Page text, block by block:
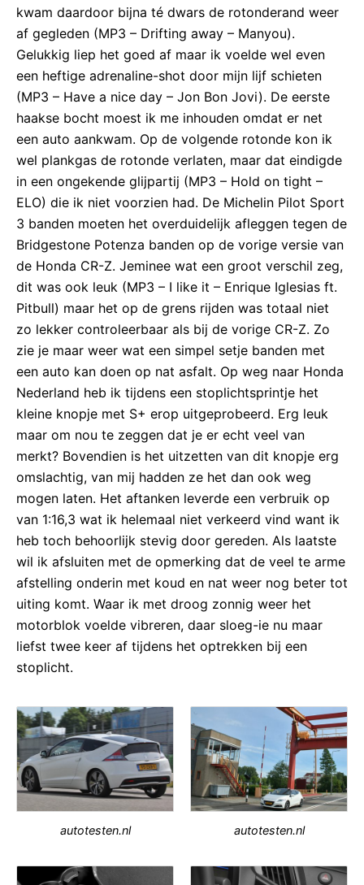
kwam daardoor bijna té dwars de rotonderand weer
af gegleden (MP3 – Drifting away – Manyou).
Gelukkig liep het goed af maar ik voelde wel even
een heftige adrenaline-shot door mijn lijf schieten
(MP3 – Have a nice day – Jon Bon Jovi). De eerste
haakse bocht moest ik me inhouden omdat er net
een auto aankwam. Op de volgende rotonde kon ik
wel plankgas de rotonde verlaten, maar dat eindigde
in een ongekende glijpartij (MP3 – Hold on tight –
ELO) die ik niet voorzien had. De Michelin Pilot Sport
3 banden moeten het overduidelijk afleggen tegen de
Bridgestone Potenza banden op de vorige versie van
de Honda CR-Z. Jeminee wat een groot verschil zeg,
dit was ook leuk (MP3 – I like it – Enrique Iglesias ft.
Pitbull) maar het op de grens rijden was totaal niet
zo lekker controleerbaar als bij de vorige CR-Z. Zo
zie je maar weer wat een simpel setje banden met
een auto kan doen op nat asfalt. Op weg naar Honda
Nederland heb ik tijdens een stoplichtsprintje het
kleine knopje met S+ erop uitgeprobeerd. Erg leuk
maar om nou te zeggen dat je er echt veel van
merkt? Bovendien is het uitzetten van dit knopje erg
omslachtig, van mij hadden ze het dan ook weg
mogen laten. Het aftanken leverde een verbruik op
van 1:16,3 wat ik helemaal niet verkeerd vind want ik
heb toch behoorlijk stevig door gereden. Als laatste
wil ik afsluiten met de opmerking dat de veel te arme
afstelling onderin met koud en nat weer nog beter tot
uiting komt. Waar ik met droog zonnig weer het
motorblok voelde vibreren, daar sloeg-ie nu maar
liefst twee keer af tijdens het optrekken bij een
stoplicht.
autotesten.nl autotesten.nl